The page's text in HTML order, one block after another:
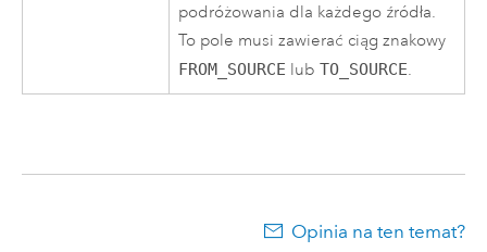
podróżowania dla każdego źródła.
To pole musi zawierać ciąg znakowy
FROM_SOURCE lubTO_SOURCE.
Opinia na ten temat?